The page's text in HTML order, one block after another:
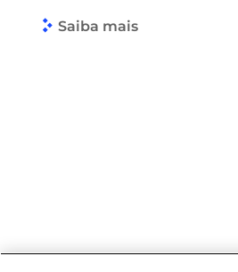
Saiba mais